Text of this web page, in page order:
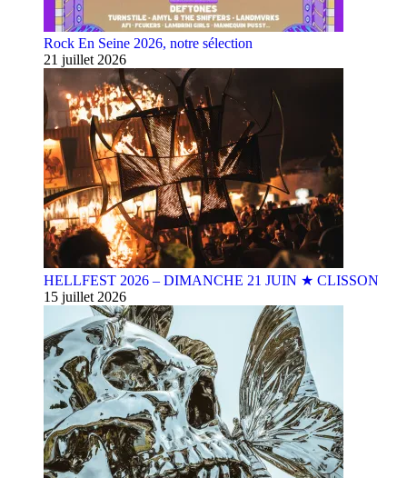
Rock En Seine 2026, notre sélection
21 juillet 2026
HELLFEST 2026 – DIMANCHE 21 JUIN ★ CLISSON
15 juillet 2026